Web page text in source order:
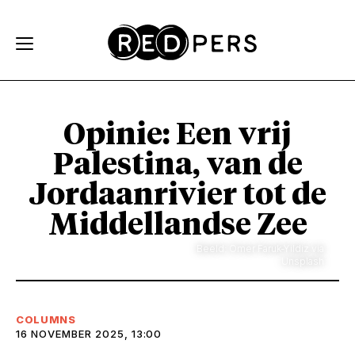
Opinie: Een vrij
Palestina, van de
Jordaanrivier tot de
Middellandse Zee
COLUMNS
16 NOVEMBER 2025, 13:00